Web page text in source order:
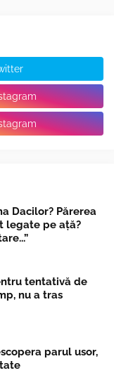
Dacilor? Părerea
legate pe ață?
tentativă de
nu a tras
parul usor,